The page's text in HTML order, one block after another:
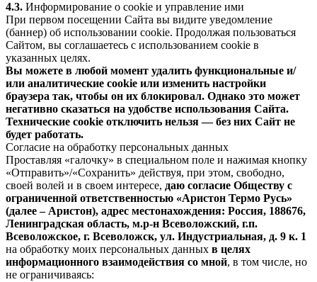
4.3. Информирование о cookie и управление ими
При первом посещении Сайта вы видите уведомление
(баннер) об использовании cookie. Продолжая пользоваться
Сайтом, вы соглашаетесь с использованием cookie в
указанных целях.
Вы можете в любой момент удалить функциональные и/
или аналитические cookie или изменить настройки
браузера так, чтобы он их блокировал. Однако это может
негативно сказаться на удобстве использования Сайта.
Технические cookie отключить нельзя — без них Сайт не
будет работать.
Согласие на обработку персональных данных
Проставляя «галочку» в специальном поле и нажимая кнопку
«Отправить»/«Сохранить» действуя, при этом, свободно,
своей волей и в своем интересе, даю согласие Обществу с
ограниченной ответственностью «Аристон Термо Русь»
(далее – Аристон), адрес местонахождения: Россия, 188676,
Ленинградская область, м.р-н Всеволожский, г.п.
Всеволожское, г. Всеволожск, ул. Индустриальная, д. 9 к. 1
на обработку моих персональных данных в целях
информационного взаимодействия со мной, в том числе, но
не ограничиваясь: